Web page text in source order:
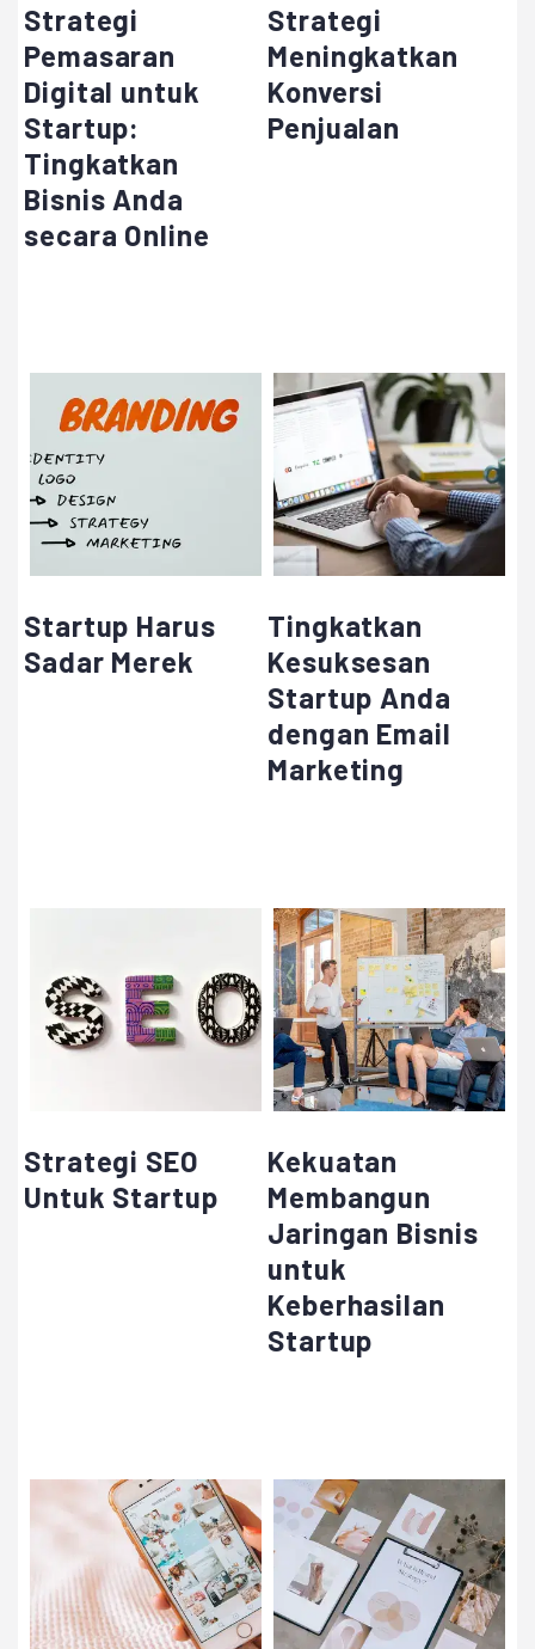
Strategi
Pemasaran
Digital untuk
Startup:
Tingkatkan
Bisnis Anda
secara Online
Strategi
Meningkatkan
Konversi
Penjualan
Startup Harus
Sadar Merek
Tingkatkan
Kesuksesan
Startup Anda
dengan Email
Marketing
Strategi SEO
Untuk Startup
Kekuatan
Membangun
Jaringan Bisnis
untuk
Keberhasilan
Startup